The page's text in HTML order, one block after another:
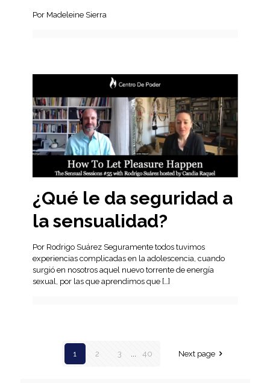
Por Madeleine Sierra
¿Qué le da seguridad a
la sensualidad?
Por Rodrigo Suárez Seguramente todos tuvimos
experiencias complicadas en la adolescencia, cuando
surgió en nosotros aquel nuevo torrente de energía
sexual, por las que aprendimos que[…]
1 2 3 40 Next page